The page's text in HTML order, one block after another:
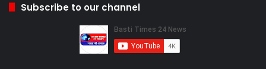
Subscribe to our channel